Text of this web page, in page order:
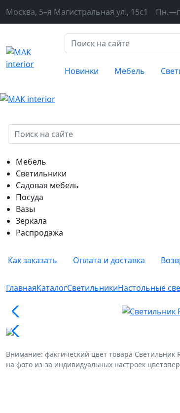
Москва, 5–я Магистральная ул., 15с1
Новинки
Мебель
Мебель
Светильники
Садовая мебель
Посуда
Вазы
Зеркала
Распродажа
Как заказать Оплата и доставка
ГлавнаяКаталогСветильникиНастольные
Внимание: фактический цвет товара Светильник
на фото из-за индивидуальных настроек